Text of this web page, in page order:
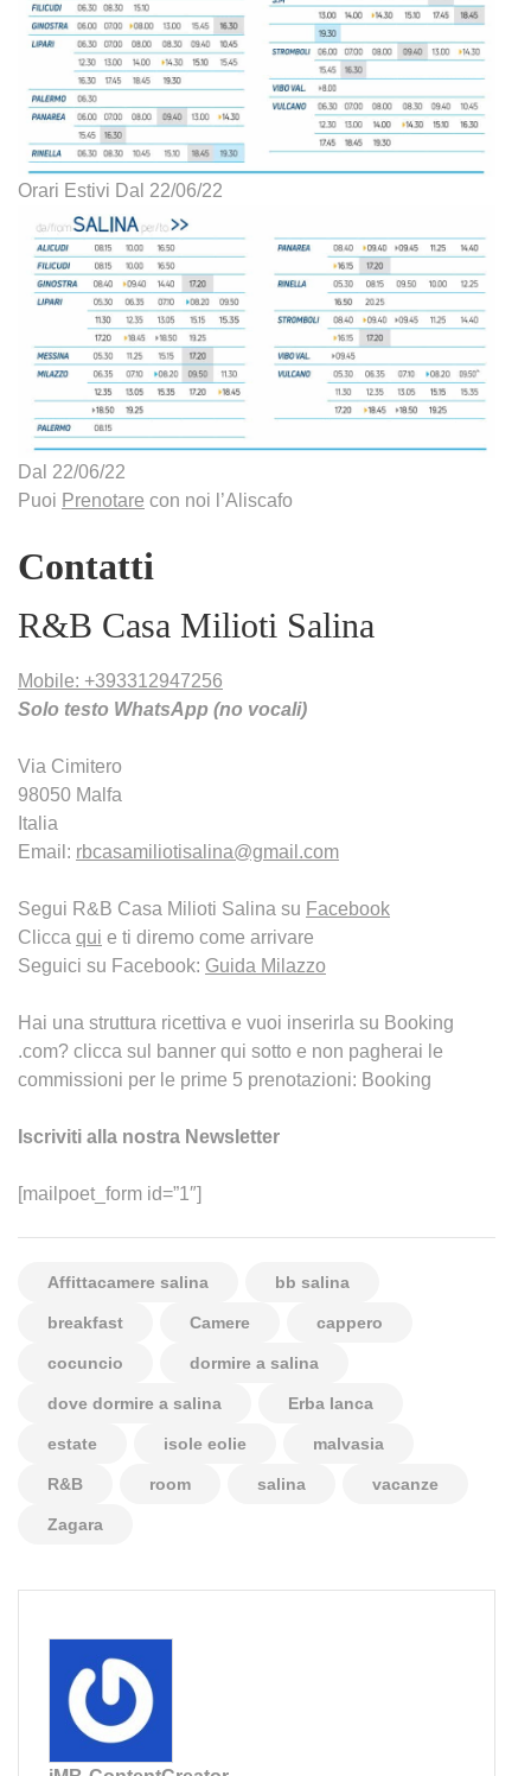
Orari Estivi Dal 22/06/22
Dal 22/06/22
Puoi Prenotare con noi l’Aliscafo
Contatti
R&B Casa Milioti Salina
Mobile: +393312947256
Solo testo WhatsApp (no vocali)
Via Cimitero
98050 Malfa
Italia
Email: rbcasamiliotisalina@gmail.com
Segui R&B Casa Milioti Salina su Facebook
Clicca qui e ti diremo come arrivare
Seguici su Facebook: Guida Milazzo
Hai una struttura ricettiva e vuoi inserirla su Booking
.com? clicca sul banner qui sotto e non pagherai le
commissioni per le prime 5 prenotazioni: Booking
Iscriviti alla nostra Newsletter
[mailpoet_form id=”1″]
Affittacamere salina bb salina
breakfast Camere cappero
cocuncio dormire a salina
dove dormire a salina Erba Ianca
estate isole eolie malvasia
R&B room salina vacanze
Zagara